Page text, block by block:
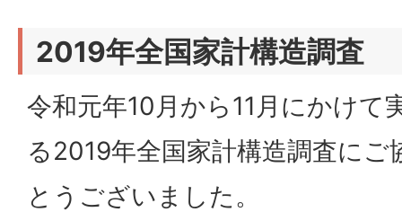
2019年全国家計構造調査
令和元年10月から11月にかけて
る2019年全国家計構造調査に
とうございました。